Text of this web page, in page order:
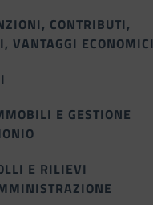
CONTRIBUTI,
VANTAGGI ECONOMICI
E GESTIONE
E RILIEVI